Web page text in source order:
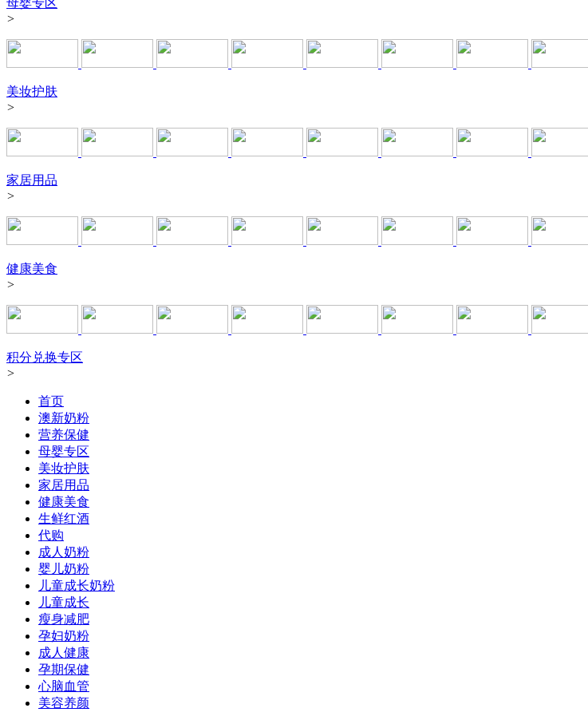
>
美妆护肤
>
家居用品
>
健康美食
>
积分兑换专区
>
首页
澳新奶粉
营养保健
母婴专区
美妆护肤
家居用品
健康美食
生鲜红酒
代购
成人奶粉
婴儿奶粉
儿童成长奶粉
儿童成长
瘦身减肥
孕妇奶粉
成人健康
孕期保健
心脑血管
美容养颜